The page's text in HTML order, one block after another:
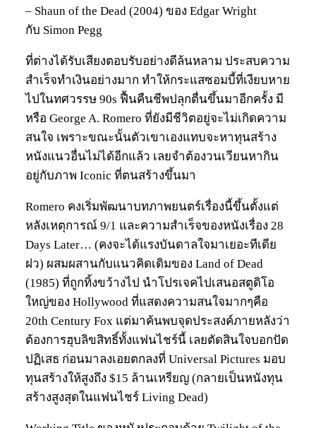
– Shaun of the Dead (2004) ของ Edgar Wright
กับ Simon Pegg
ที่ต่างได้รับเสียงตอบรับอย่างดีล้นหลาม ประสบความ
สำเร็จทำเงินอย่างมาก ทำให้กระแสซอมบี้ที่เงียบหาย
ไปในทศวรรษ 90s ฟื้นคืนชีพปลุกตื่นขึ้นมาอีกครั้ง มี
หรือ George A. Romero ที่ยังมีชีวิตอยู่จะไม่เกิดความ
สนใจ เพราะขณะนั้นตัวเขาเองแทบจะหาทุนสร้าง
หนังแนวอื่นไม่ได้อีกแล้ว เลยจำต้องวนเวียนหากิน
อยู่กับภาพ Iconic ที่ตนสร้างขึ้นมา
Romero คงเริ่มพัฒนาบทภาพยนตร์เรื่องนี้ขึ้นตั้งแต่
หลังเหตุการณ์ 9/1 และความสำเร็จของหนังเรื่อง 28
Days Later… (คงจะได้แรงบันดาลใจมาเยอะทีเดีย
ฝว) ผสมผสานกับแนวคิดเดิมของ Land of Dead
(1985) ที่ถูกทิ้งขว้างไป นำโปรเจคไปเสนอสตูดิโอ
ใหญ่ของ Hollywood ที่แสดงความสนใจมากๆคือ
20th Century Fox แต่มาค้นพบจุดประสงค์ภายหลังว่า
ต้องการฮุบลิขสิทธิ์ทั้งแฟนไชร์นี้ เลยตัดสินใจบอกปัด
ปฏิเสธ ก่อนมาลงเอยตกลงที่ Universal Pictures มอบ
ทุนสร้างให้สูงถึง $15 ล้านเหรียญ (กลายเป็นหนังทุน
สร้างสูงสุดในแฟนไชร์ Living Dead)